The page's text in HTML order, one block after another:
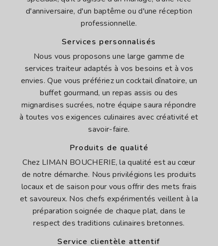
d'anniversaire, d'un baptême ou d'une réception
professionnelle.
Services personnalisés
Nous vous proposons une large gamme de
services traiteur adaptés à vos besoins et à vos
envies. Que vous préfériez un cocktail dînatoire, un
buffet gourmand, un repas assis ou des
mignardises sucrées, notre équipe saura répondre
à toutes vos exigences culinaires avec créativité et
savoir-faire.
Produits de qualité
Chez LIMAN BOUCHERIE, la qualité est au cœur
de notre démarche. Nous privilégions les produits
locaux et de saison pour vous offrir des mets frais
et savoureux. Nos chefs expérimentés veillent à la
préparation soignée de chaque plat, dans le
respect des traditions culinaires bretonnes.
Service clientèle attentif